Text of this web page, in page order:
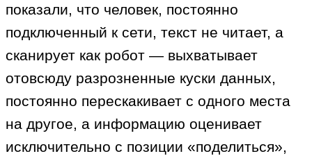
показали, что человек, постоянно
подключенный к сети, текст не читает, а
сканирует как робот — выхватывает
отовсюду разрозненные куски данных,
постоянно перескакивает с одного места
на другое, а информацию оценивает
исключительно с позиции «поделиться»,